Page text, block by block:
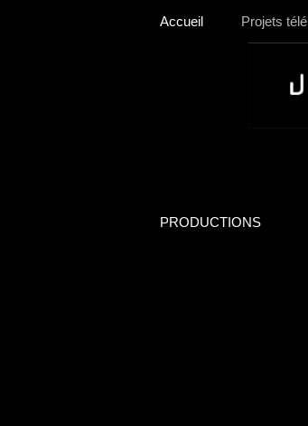
Accueil Projets télé
PRODUCTIONS